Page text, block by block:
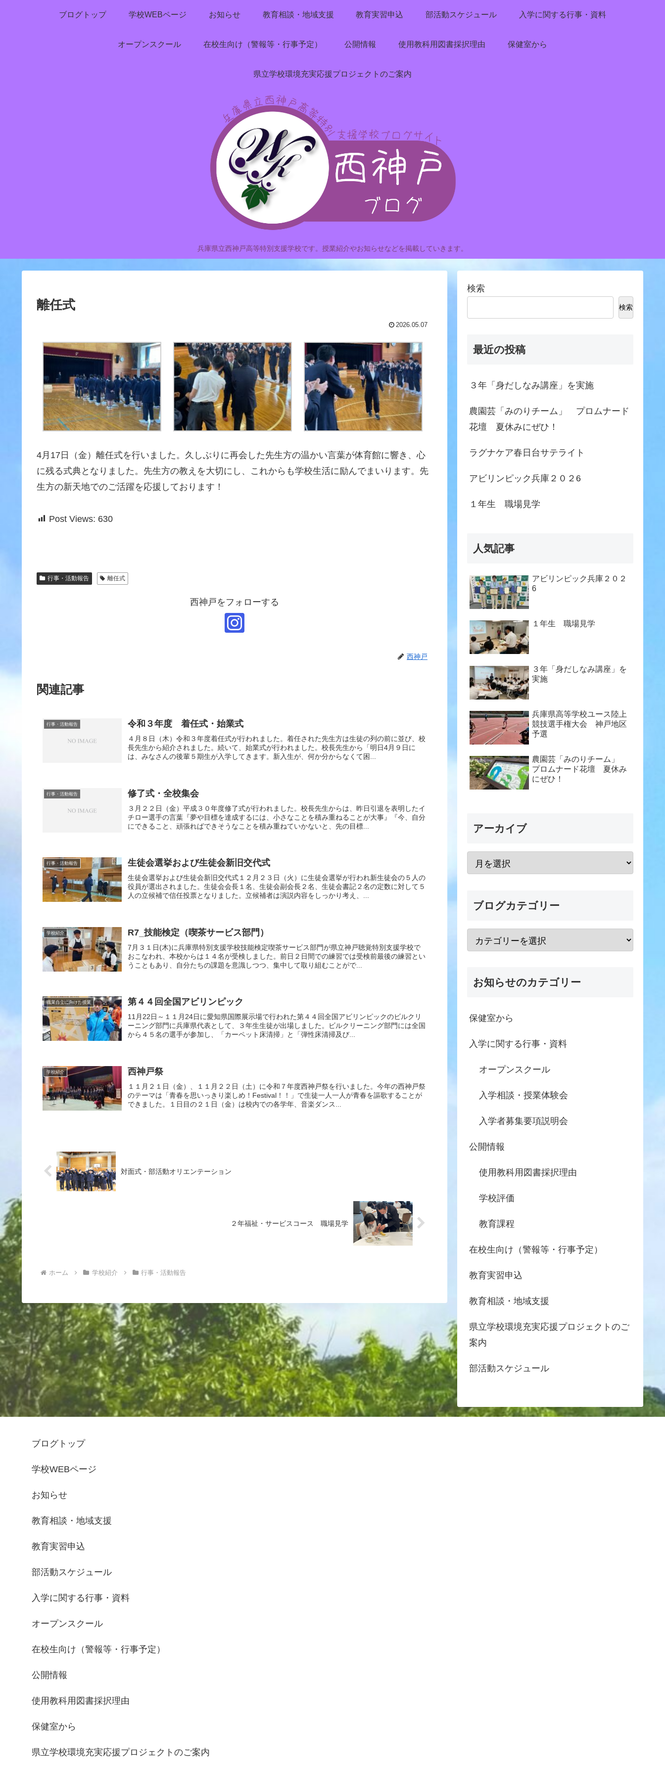
兵庫県立西神戸高等特別支援学校です。授業紹介やお知らせなどを掲載していきます。
ブログトップ 学校WEBページ お知らせ 教育相談・地域支援 教育実習申込 部活動スケジュール 入学に関する行事・資料
オープンスクール 在校生向け（警報等・行事予定） 公開情報 使用教科用図書採択理由 保健室から
県立学校環境充実応援プロジェクトのご案内
離任式
2026.05.07
4月17日（金）離任式を行いました。久しぶりに再会した先生方の温かい言葉が体育館に響き、心
に残る式典となりました。先生方の教えを大切にし、これからも学校生活に励んでまいります。先
生方の新天地でのご活躍を応援しております！
Post Views: 630
行事・活動報告 離任式
西神戸をフォローする
西神戸
関連記事
行事・活動報告 令和３年度 着任式・始業式
４月８日（木）令和３年度着任式が行われました。着任された先生方は生徒の列の前に並び、校
長先生から紹介されました。続いて、始業式が行われました。校長先生から「明日4月９日に
は、みなさんの後輩５期生が入学してきます。新入生が、何か分からなくて困...
行事・活動報告 修了式・全校集会
３月２２日（金）平成３０年度修了式が行われました。校長先生からは、昨日引退を表明したイ
チロー選手の言葉『夢や目標を達成するには、小さなことを積み重ねることが大事』『今、自分
にできること、頑張ればできそうなことを積み重ねていかないと、先の目標...
行事・活動報告 生徒会選挙および生徒会新旧交代式
生徒会選挙および生徒会新旧交代式１２月２３日（火）に生徒会選挙が行われ新生徒会の５人の
役員が選出されました。生徒会会長１名、生徒会副会長２名、生徒会書記２名の定数に対して５
人の立候補で信任投票となりました。立候補者は演説内容をしっかり考え、...
学校紹介 R7_技能検定（喫茶サービス部門）
7月３１日(木)に兵庫県特別支援学校技能検定喫茶サービス部門が県立神戸聴覚特別支援学校で
おこなわれ、本校からは１４名が受検しました。前日２日間での練習では受検前最後の練習とい
うこともあり、自分たちの課題を意識しつつ、集中して取り組むことがで...
職業自立に向けた授業 第４４回全国アビリンピック
11月22日～１１月24日に愛知県国際展示場で行われた第４４回全国アビリンピックのビルクリ
ーニング部門に兵庫県代表として、３年生生徒が出場しました。ビルクリーニング部門には全国
から４５名の選手が参加し、「カーペット床清掃」と「弾性床清掃及び...
学校紹介 西神戸祭
１１月２１日（金）、１１月２２日（土）に令和７年度西神戸祭を行いました。今年の西神戸祭
のテーマは「青春を思いっきり楽しめ！Festival！！」で生徒一人一人が青春を謳歌することが
できました。１日目の２１日（金）は校内での各学年、音楽ダンス...
対面式・部活動オリエンテーション
２年福祉・サービスコース 職場見学
ホーム 学校紹介 行事・活動報告
検索
検索
最近の投稿
３年「身だしなみ講座」を実施
農園芸「みのりチーム」 プロムナード
花壇 夏休みにぜひ！
ラグナケア春日台サテライト
アビリンピック兵庫２０２6
１年生 職場見学
人気記事
アビリンピック兵庫２０２
6
１年生 職場見学
３年「身だしなみ講座」を
実施
兵庫県高等学校ユース陸上
競技選手権大会 神戸地区
予選
農園芸「みのりチーム」
プロムナード花壇 夏休み
にぜひ！
アーカイブ
ブログカテゴリー
お知らせのカテゴリー
保健室から
入学に関する行事・資料
オープンスクール
入学相談・授業体験会
入学者募集要項説明会
公開情報
使用教科用図書採択理由
学校評価
教育課程
在校生向け（警報等・行事予定）
教育実習申込
教育相談・地域支援
県立学校環境充実応援プロジェクトのご
案内
部活動スケジュール
ブログトップ
学校WEBページ
お知らせ
教育相談・地域支援
教育実習申込
部活動スケジュール
入学に関する行事・資料
オープンスクール
在校生向け（警報等・行事予定）
公開情報
使用教科用図書採択理由
保健室から
県立学校環境充実応援プロジェクトのご案内